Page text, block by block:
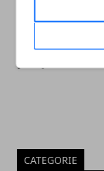
Come
della dieta
CATEGORIE